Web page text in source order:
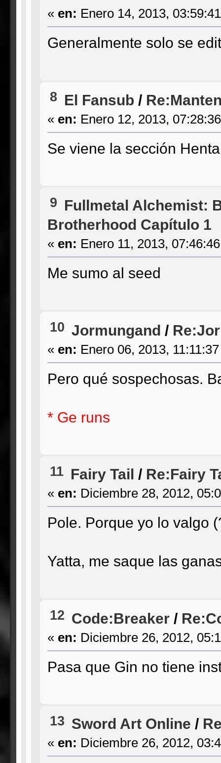
« en: Enero 14, 2013,
Generalmente solo se
8 El Fansub /
« en: Enero 12, 2013,
Se viene la sección
9 Fullmetal Alchemist:
Brotherhood Capítulo 1
« en: Enero 11, 2013,
Me sumo al seed
10 Jormungand /
« en: Enero 06, 2013,
Pero qué sospechosas.
* Ge runs
11 Fairy Tail / Re:Fairy
« en: Diciembre 28, 2012,
Pole. Porque yo lo valgo
Yatta, me saque las
12 Code:Breaker/
« en: Diciembre 26, 2012,
Pasa que Gin no tiene
13 Sword Art Online /
« en: Diciembre 26, 2012,